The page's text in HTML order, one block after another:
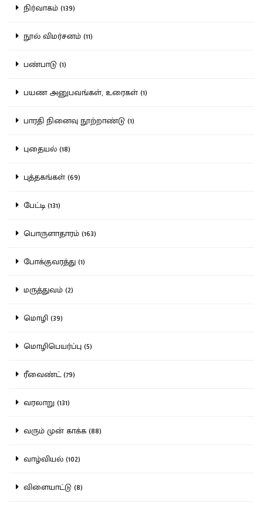
நிர்வாகம் (139)
நூல் விமர்சனம் (11)
பண்பாடு (1)
பயண அனுபவங்கள், உரைகள் (1)
பாரதி நினைவு நூற்றாண்டு (1)
புதையல் (18)
புத்தகங்கள் (69)
பேட்டி (131)
பொருளாதாரம் (163)
போக்குவரத்து (1)
மருத்துவம் (2)
மொழி (39)
மொழிபெயர்ப்பு (5)
ரீவைண்ட் (79)
வரலாறு (131)
வரும் முன் காக்க (88)
வாழ்வியல் (102)
விளையாட்டு (8)